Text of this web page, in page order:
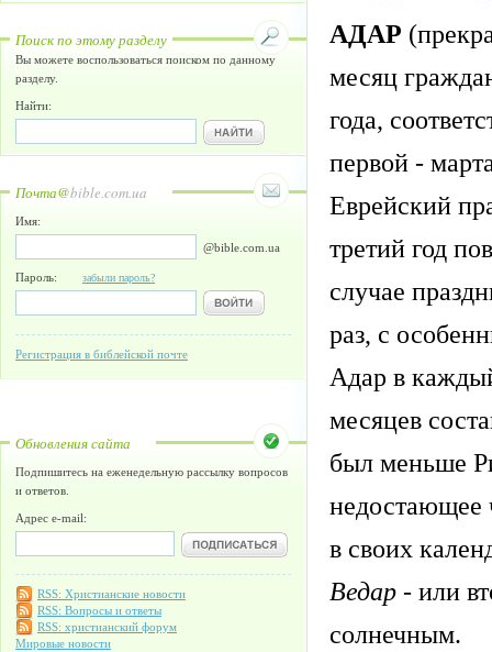
Поиск по этому разделу
Вы можете воспользоваться поиском по данному
разделу.
Найти:
Почта@bible.com.ua
Имя:
@bible.com.ua
Пароль: забыли пароль?
Регистрация в библейской почте
Обновления сайта
Подпишитесь на еженедельную рассылку вопросов
и ответов.
Адрес e-mail:
RSS: Христианские новости
RSS: Вопросы и ответы
RSS: христианский форум
Мировые новости
АДАР
месяц
года,
первой -
Еврейский
третий год
случае
раз, с
Адар в
месяцев
был меньше
недостающее
в своих
Ведар - или
солнечным.